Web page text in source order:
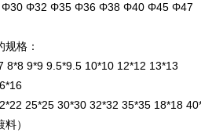
Φ32 Φ35 Φ36 Φ38 Φ40 Φ45 Φ47
格：
8*8 9*9 9.5*9.5 10*10 12*12 13*13
25*25 30*30 32*32 35*35 18*18
）